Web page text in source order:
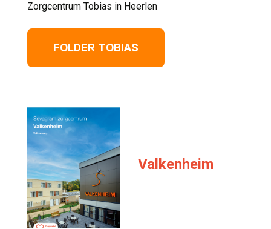
Zorgcentrum Tobias in Heerlen
FOLDER TOBIAS
Valkenheim